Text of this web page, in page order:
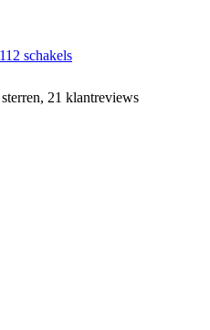
schakels
21 klantreviews